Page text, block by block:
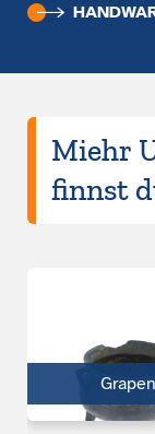
Miehr
finnst
Grapen